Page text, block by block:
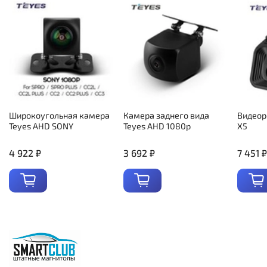
Широкоугольная камера
Teyes AHD SONY
4 922 ₽
Камера заднего вида
Teyes AHD 1080p
3 692 ₽
X5
7 451 ₽